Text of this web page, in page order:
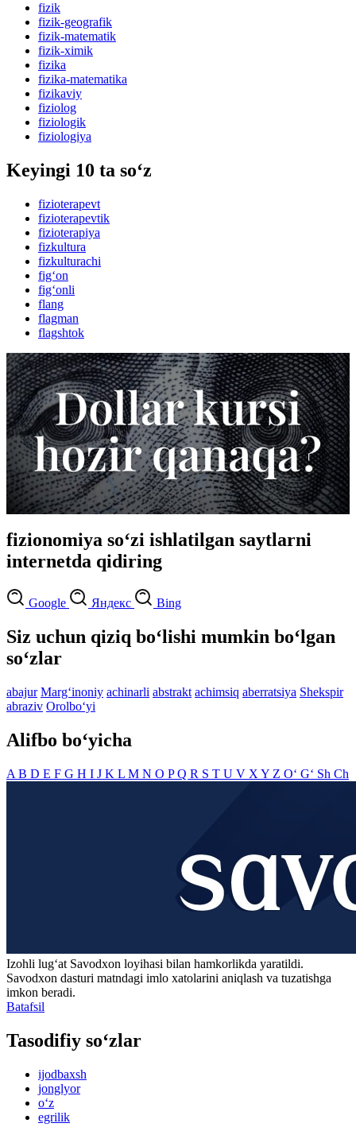
fizik
fizik-geografik
fizik-matematik
fizik-ximik
fizika
fizika-matematika
fizikaviy
fiziolog
fiziologik
fiziologiya
Keyingi 10 ta so‘z
fizioterapevt
fizioterapevtik
fizioterapiya
fizkultura
fizkulturachi
fig‘on
fig‘onli
flang
flagman
flagshtok
fizionomiya so‘zi ishlatilgan saytlarni
internetda qidiring
Google Яндекс Bing
Siz uchun qiziq bo‘lishi mumkin bo‘lgan
so‘zlar
abajur Marg‘inoniy achinarli abstrakt achimsiq aberratsiya Shekspir
abraziv Orolbo‘yi
Alifbo bo‘yicha
A B D E F G H I J K L M N O PQ R S T U V X Y Z O‘ G‘ Sh Ch
Izohli lugʻat Savodxon loyihasi bilan hamkorlikda yaratildi.
Savodxon dasturi matndagi imlo xatolarini aniqlash va tuzatishga
imkon beradi.
Batafsil
Tasodifiy so‘zlar
ijodbaxsh
jonglyor
o‘z
egrilik